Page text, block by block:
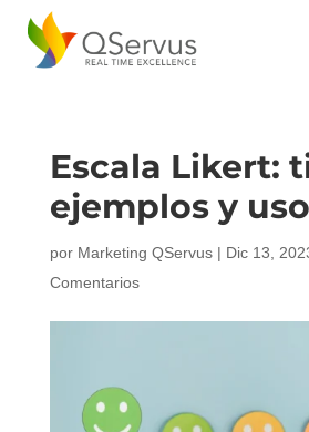
Escala Likert:
ejemplos y uso
por Marketing QServus| Dic 13,
Comentarios